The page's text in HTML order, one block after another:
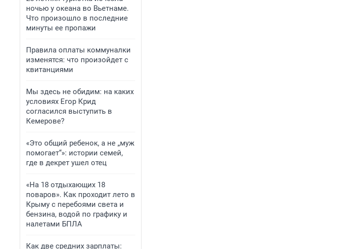
ночью у океана во Вьетнаме.
Что произошло в последние
минуты ее пропажи
Правила оплаты коммуналки
изменятся: что произойдет с
квитанциями
Мы здесь не обидим: на каких
условиях Егор Крид
согласился выступить в
Кемерове?
«Это общий ребенок, а не „муж
помогает“»: истории семей,
где в декрет ушел отец
«На 18 отдыхающих 18
поваров». Как проходит лето в
Крыму с перебоями света и
бензина, водой по графику и
налетами БПЛА
Как две средних зарплаты: